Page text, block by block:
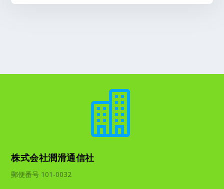

株式会社潤滑通信社
郵便番号 101-0032